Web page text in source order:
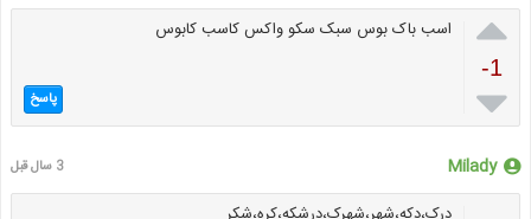

-1

اسب باک بوس سبک سکو واکس کاسب کابوس
پاسخ
Milady 3 سال قبل